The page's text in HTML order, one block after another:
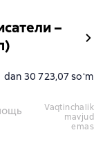
–
dan 30 723,07 soʻm
vaqtinchalik
mavjud
emas